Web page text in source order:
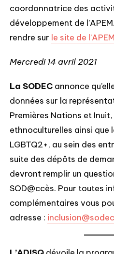
coordonnatrice des
développement de
rendre sur le site de l’APEM
Mercredi 14 avril 2021
La SODEC annonce
données sur la
Premières Nations et
ethnoculturelles ainsi que
LGBTQ2+, au sein des
suite des dépôts de
devront remplir un
SOD@ccès. Pour toutes
complémentaires vous
adresse :